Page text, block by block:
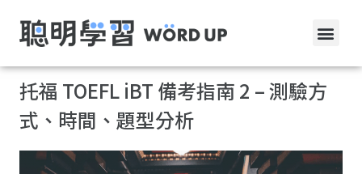
托福 TOEFL iBT 備考指南 2 – 測驗方
式、時間、題型分析